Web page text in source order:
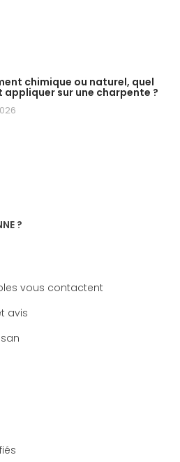
chimique ou naturel, quel
appliquer sur une charpente ?
?
vous contactent
avis